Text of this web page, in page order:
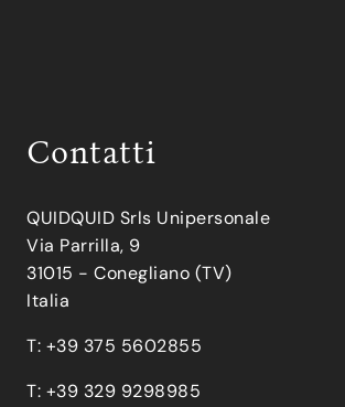
Contatti
QUIDQUID Srls Unipersonale
Via Parrilla, 9
31015 - Conegliano (TV)
Italia
T: +39 375 5602855
T: +39 329 9298985